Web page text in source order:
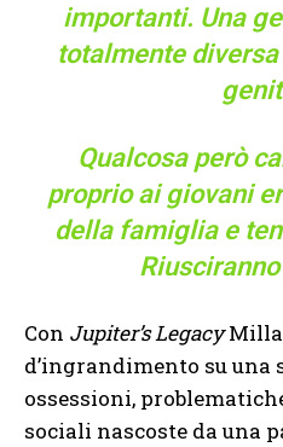
importanti. Una
totalmente
Qualcosa però
proprio ai giovani
della famiglia e
Con Jupiter’s Legacy
d’ingrandimento su una
ossessioni,
sociali nascoste da una